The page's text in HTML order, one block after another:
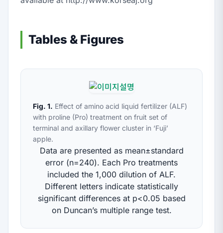
Tables & Figures
Fig. 1. Effect of amino acid liquid fertilizer (ALF)
with proline (Pro) treatment on fruit set of
terminal and axillary flower cluster in ‘Fuji’
apple.
Data are presented as mean±standard
error (n=240). Each Pro treatments
included the 1,000 dilution of ALF.
Different letters indicate statistically
significant differences at p<0.05 based
on Duncan’s multiple range test.